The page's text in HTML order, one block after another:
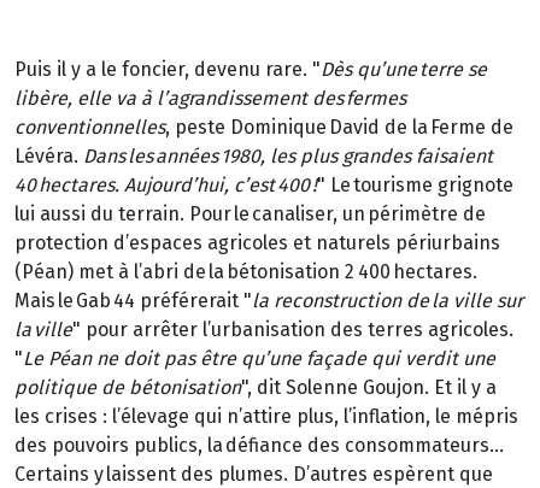
Puis il y a le foncier, devenu rare. "Dès qu’une terre se
libère, elle va à l’agrandissement des fermes
conventionnelles, peste Dominique David de la Ferme de
Lévéra. Dans les années 1980, les plus grandes faisaient
40 hectares. Aujourd’hui, c’est 400 !" Le tourisme grignote
lui aussi du terrain. Pour le canaliser, un périmètre de
protection d’espaces agricoles et naturels périurbains
(Péan) met à l’abri de la bétonisation 2 400 hectares.
Mais le Gab 44 préférerait "la reconstruction de la ville sur
la ville" pour arrêter l’urbanisation des terres agricoles.
"Le Péan ne doit pas être qu’une façade qui verdit une
politique de bétonisation", dit Solenne Goujon. Et il y a
les crises : l’élevage qui n’attire plus, l’inflation, le mépris
des pouvoirs publics, la défiance des consommateurs…
Certains y laissent des plumes. D’autres espèrent que